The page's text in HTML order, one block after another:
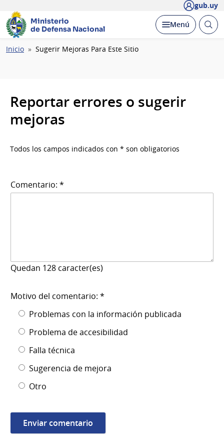
gub.uy
Ministerio
de Defensa Nacional
Desplegar
Menú Abrir
Ruta
Inicio Sugerir Mejoras Para Este Sitio
Reportar errores o sugerir
mejoras
Todos los campos indicados con * son obligatorios
Comentario: *
Quedan 128 caracter(es)
Motivo del comentario: *
Problemas con la información publicada
Problema de accesibilidad
Falla técnica
Sugerencia de mejora
Otro